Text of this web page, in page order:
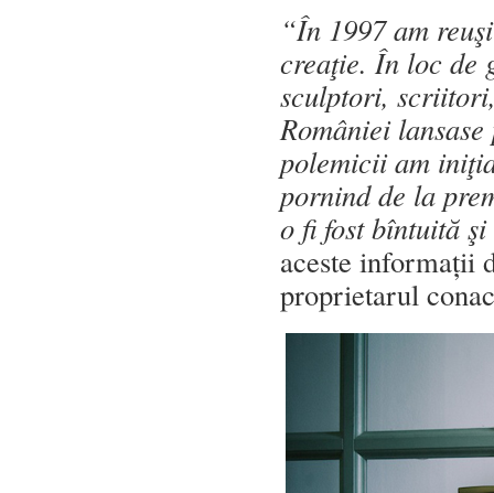
“În 1997 am
creaţie. În loc de
sculptori,
României
polemicii am
pornind de la
o fi fost bîntuită
aceste informații
proprietarul